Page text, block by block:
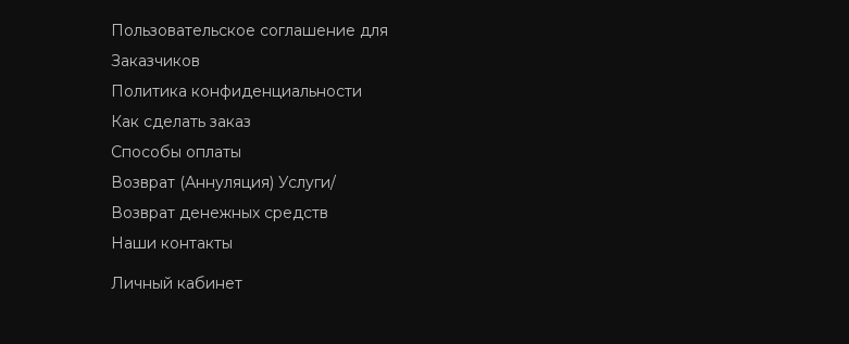
Пользовательское соглашение для
Заказчиков
Политика конфиденциальности
Как сделать заказ
Способы оплаты
Возврат (Аннуляция) Услуги/
Возврат денежных средств
Наши контакты
Личный кабинет